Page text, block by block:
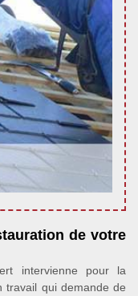
de votre
intervienne pour la
travail qui demande de